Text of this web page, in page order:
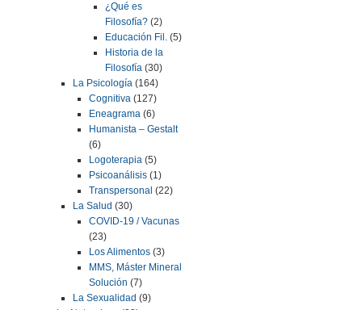
¿Qué es
Filosofía? (2)
Educación Fil. (5)
Historia de la
Filosofía (30)
La Psicología (164)
Cognitiva (127)
Eneagrama (6)
Humanista – Gestalt
(6)
Logoterapia (5)
Psicoanálisis (1)
Transpersonal (22)
La Salud (30)
COVID-19 / Vacunas
(23)
Los Alimentos (3)
MMS, Máster Mineral
Solución (7)
La Sexualidad (9)